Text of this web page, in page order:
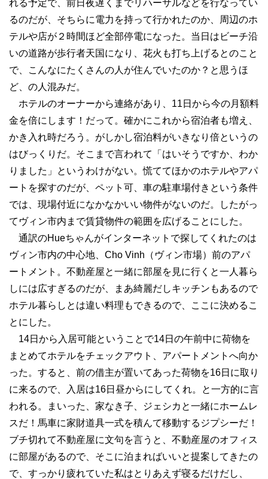
れる予定で、前日夜遅くまでリハーサルなどを行なってい
るのだが、そちらに電力を持って行かれたのか、周辺のホ
テルや店が２時間ほど全部停電になった。当日はビーチ沿
いの道路が歩行者天国になり、花火も打ち上げるとのこと
で、こんなにたくさんの人が住んでいたのか？と思うほ
ど、の人混みだ。
ホテルのオーナーから連絡があり、11日から今の月額料
金を倍にします！だって。確かにこれから宿泊者も増え、
かき入れ時だろう。がしかし宿泊料がいきなり倍というの
はびっくりだ。そこまで言われて「はいそうですか、わか
りました」というわけがない。慌ててほかのホテルやアパ
ートを探すのだが、ペット可、車の駐車場付きという条件
では、現場付近になかなかいい物件がないのだ。したがっ
てヴィン市内まで賃貸物件の範囲を広げることにした。
通訳のHueちゃんがインターネットで探してくれたのは
ヴィン市内の中心地、Cho Vinh（ヴィン市場）前のアパ
ートメント。不動産屋と一緒に部屋を見に行くと一人暮ら
しには広すぎるのだが、まあ綺麗だしキッチンもあるので
ホテル暮らしとは違い料理もできるので、ここに決めるこ
とにした。
14日から入居可能ということで14日の午前中に荷物を
まとめてホテルをチェックアウト、アパートメントへ向か
った。すると、前の借主が置いてあった荷物を16日に取り
に来るので、入居は16日昼からにしてくれ。と一方的に言
われる。まいった、家なき子、ジェシカと一緒にホームレ
スだ！馬車に家財道具一式を積んて移動するジプシーだ！
ブチ切れて不動産屋に文句を言うと、不動産屋のオフィス
に部屋があるので、そこに泊まればいいと提案してきたの
で、すっかり疲れていた私はとりあえず寝るだけだし、